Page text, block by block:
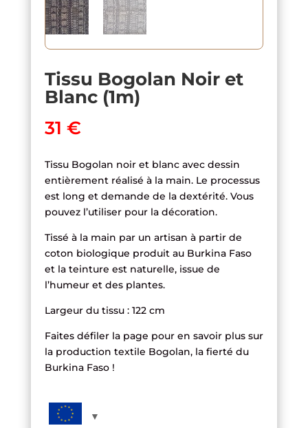
Tissu Bogolan Noir et
Blanc (1m)
31 €
Tissu Bogolan noir et blanc avec dessin
entièrement réalisé à la main. Le processus
est long et demande de la dextérité. Vous
pouvez l’utiliser pour la décoration.
Tissé à la main par un artisan à partir de
coton biologique produit au Burkina Faso
et la teinture est naturelle, issue de
l’humeur et des plantes.
Largeur du tissu : 122 cm
Faites défiler la page pour en savoir plus sur
la production textile Bogolan, la fierté du
Burkina Faso !